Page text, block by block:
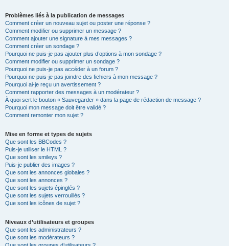
Problèmes liés à la publication de messages
Comment créer un nouveau sujet ou poster une réponse ?
Comment modifier ou supprimer un message ?
Comment ajouter une signature à mes messages ?
Comment créer un sondage ?
Pourquoi ne puis-je pas ajouter plus d’options à mon sondage ?
Comment modifier ou supprimer un sondage ?
Pourquoi ne puis-je pas accéder à un forum ?
Pourquoi ne puis-je pas joindre des fichiers à mon message ?
Pourquoi ai-je reçu un avertissement ?
Comment rapporter des messages à un modérateur ?
À quoi sert le bouton « Sauvegarder » dans la page de rédaction de message ?
Pourquoi mon message doit être validé ?
Comment remonter mon sujet ?
Mise en forme et types de sujets
Que sont les BBCodes ?
Puis-je utiliser le HTML ?
Que sont les smileys ?
Puis-je publier des images ?
Que sont les annonces globales ?
Que sont les annonces ?
Que sont les sujets épinglés ?
Que sont les sujets verrouillés ?
Que sont les icônes de sujet ?
Niveaux d’utilisateurs et groupes
Que sont les administrateurs ?
Que sont les modérateurs ?